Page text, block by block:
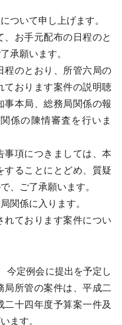
ついて申し上げます。
お手元配布の日程のと
承願います。
のとおり、所管六局の
ております案件の説明聴
本局、総務局関係の報
係の陳情審査を行いま
項につきましては、本
することにとどめ、質疑
、ご了承願います。
関係に入ります。
ております案件につい
定例会に提出を予定し
局所管の案件は、平成二
十四年度予算案一件及
ます。